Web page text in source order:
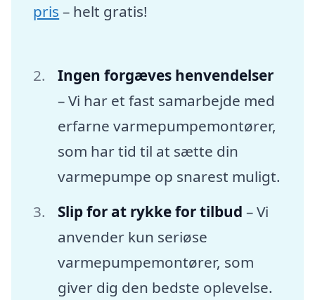
pris – helt gratis!
Ingen forgæves henvendelser
– Vi har et fast samarbejde med
erfarne varmepumpemontører,
som har tid til at sætte din
varmepumpe op snarest muligt.
Slip for at rykke for tilbud – Vi
anvender kun seriøse
varmepumpemontører, som
giver dig den bedste oplevelse.